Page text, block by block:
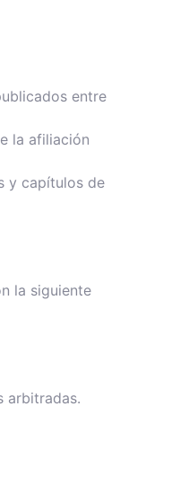
entre
la afiliación
y capítulos de
la siguiente
arbitradas.